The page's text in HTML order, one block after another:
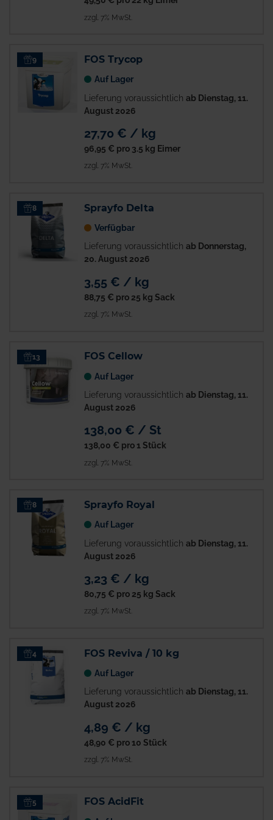
zzgl. 7% MwSt.
9 FOS Trycop
Auf Lager
Lieferung voraussichtlich ab Dienstag, 11.
August 2026
27,70 € / kg
96,95 € pro 3.5 kg Eimer
zzgl. 7% MwSt.
8 Sprayfo Delta
Verfügbar
Lieferung voraussichtlich ab Donnerstag,
20. August 2026
3,55 € / kg
88,75 € pro 25 kg Sack
zzgl. 7% MwSt.
13 FOS Cellow
Auf Lager
Lieferung voraussichtlich ab Dienstag, 11.
August 2026
138,00 € / St
138,00 € pro 1 Stück
zzgl. 7% MwSt.
8 Sprayfo Royal
Auf Lager
Lieferung voraussichtlich ab Dienstag, 11.
August 2026
3,23 € / kg
80,75 € pro 25 kg Sack
zzgl. 7% MwSt.
4 FOS Reviva / 10 kg
Auf Lager
Lieferung voraussichtlich ab Dienstag, 11.
August 2026
4,89 € / kg
48,90 € pro 10 Stück
zzgl. 7% MwSt.
5 FOS AcidFit